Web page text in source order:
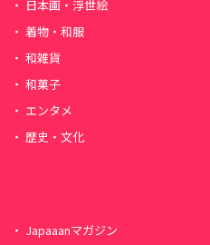
日本画・浮世絵
着物・和服
和雑貨
和菓子
エンタメ
歴史・文化
Japaaanマガジン